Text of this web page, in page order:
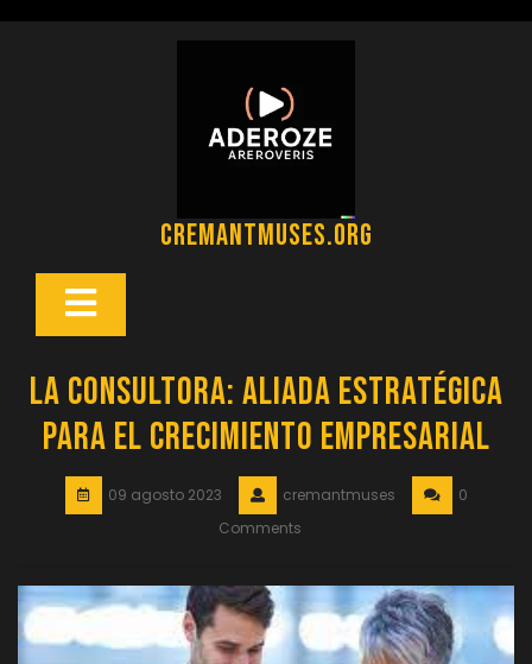
cremantmuses.org
Botón
La consultora: aliada estratégica
para el crecimiento empresarial
09 agosto 2023 cremantmuses
0
Comments